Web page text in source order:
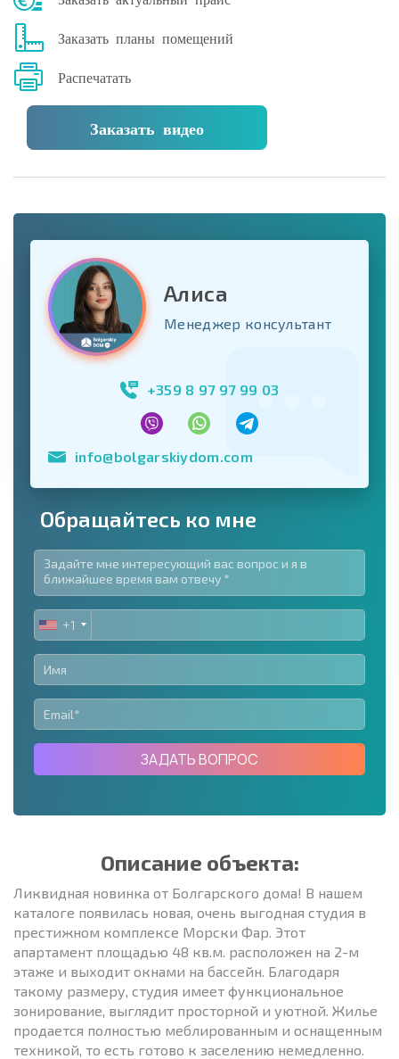
Заказать планы помещений
Распечатать
Заказать видео
Алиса
Менеджер консультант
+359 8 97 97 99 03
info@bolgarskiydom.com
Обращайтесь ко мне
UNITED
STATES
+1
+1
ЗАДАТЬ ВОПРОС
Описание объекта:
Ликвидная новинка от Болгарского дома! В нашем
каталоге появилась новая, очень выгодная студия в
престижном комплексе Морски Фар. Этот
апартамент площадью 48 кв.м. расположен на 2-м
этаже и выходит окнами на бассейн. Благодаря
такому размеру, студия имеет функциональное
зонирование, выглядит просторной и уютной. Жилье
продается полностью меблированным и оснащенным
техникой, то есть готово к заселению немедленно.